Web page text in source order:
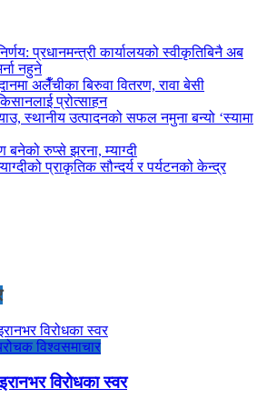
प्रधानमन्त्री कार्यालयको स्वीकृतिबिनै अब
नहुने
अलैँचीका बिरुवा वितरण, रावा बेसी
प्रोत्साहन
स्थानीय उत्पादनको सफल नमुना बन्यो ‘स्यामा
बनेको रुप्से झरना, म्याग्दी
प्राकृतिक सौन्दर्य र पर्यटनको केन्द्र
रोचक विश्वसमाचार
विरोधका स्वर